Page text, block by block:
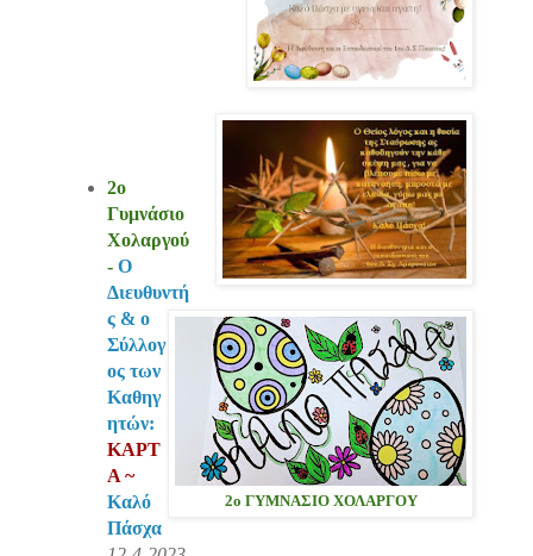
2ο ΓΥΜΝΑΣΙΟ ΧΟΛΑΡΓΟΥ
2ο
Γυμνάσιο
Χολαργού
-Ο
Διευθυντή
ς & ο
Σύλλογ
ος των
Καθηγ
ητών:
ΚΑΡΤ
Α ~
Καλό
Πάσχα